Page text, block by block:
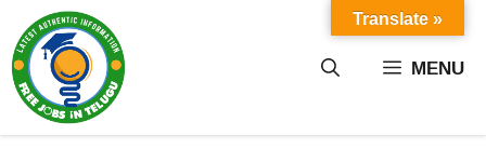
content MENU
Translate »